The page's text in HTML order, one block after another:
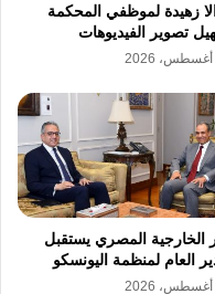
نحو تحويل قطاع
من خلال
متطورة تقلل
أمام توسع أكبر في
المقبلة.
نسخ الرابط
زهيدة لموظفي المحكمة
تصوير الفيديوهات
الخارجية المصري يستقبل
العام لمنظمة اليونسكو